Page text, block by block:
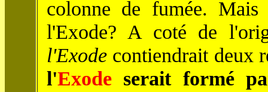
colonne de fumée.
l'Exode? A coté de
l'Exode contiendrait deux
l'Exode serait formé